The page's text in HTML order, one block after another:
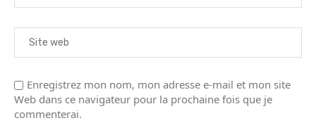
Enregistrez mon nom, mon adresse e-mail et mon site
Web dans ce navigateur pour la prochaine fois que je
commenterai.